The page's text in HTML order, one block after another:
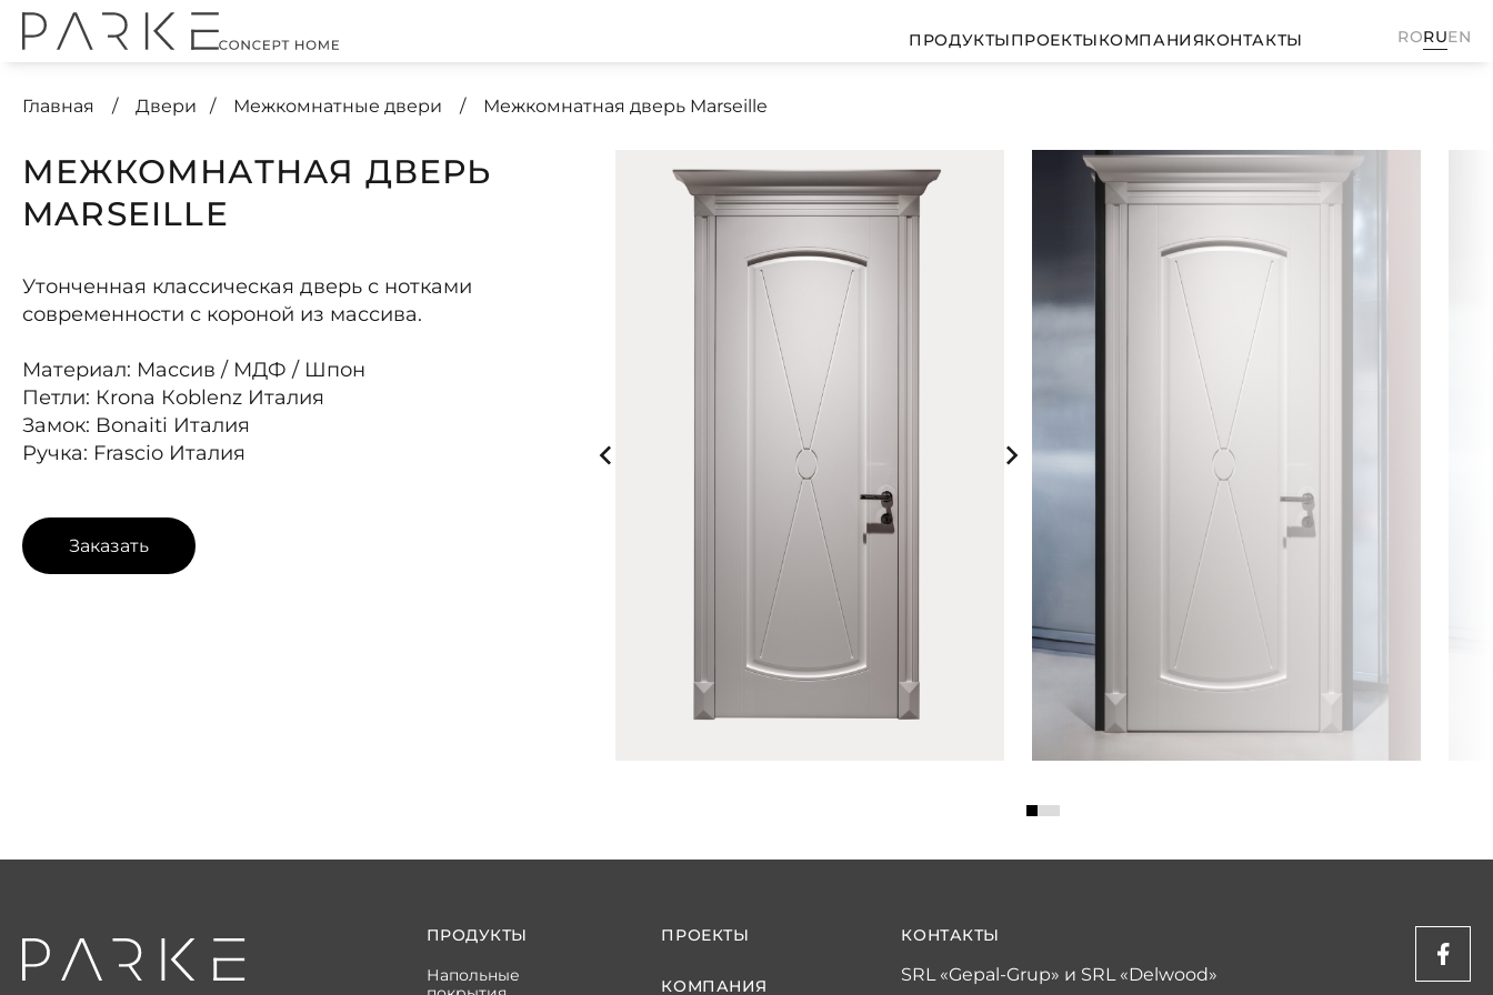
ПРОДУКТЫПРОЕКТЫКОМПАНИЯКОНТАКТЫ RORUEN
Главная Двери Межкомнатные двери Межкомнатная дверь Marseille
МЕЖКОМНАТНАЯ ДВЕРЬ
MARSEILLE
Утонченная классическая дверь с нотками
современности с короной из массива.
Материал: Массив / МДФ / Шпон
Петли: Кrona Кoblenz Италия
Замок: Bonaiti Италия
Ручка: Frascio Италия
Заказать
ПРОДУКТЫ
Напольные
ПРОЕКТЫ
КОМПАНИЯ
КОНТАКТЫ
SRL «Gepal-Grup» и SRL «Delwood»